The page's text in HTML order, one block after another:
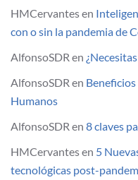
HMCervantesen
con o sin la pandemia de
AlfonsoSDR en
AlfonsoSDR en
Humanos
AlfonsoSDR en 8 claves
HMCervantesen 5
tecnológicas post-